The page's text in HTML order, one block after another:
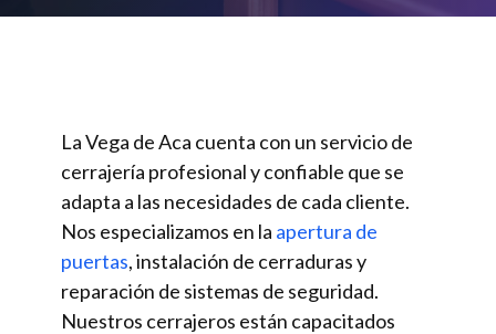
La Vega de Aca cuenta con un servicio de
cerrajería profesional y confiable que se
adapta a las necesidades de cada cliente.
Nos especializamos en la apertura de
puertas, instalación de cerraduras y
reparación de sistemas de seguridad.
Nuestros cerrajeros están capacitados